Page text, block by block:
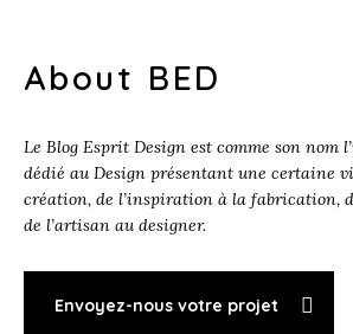
About BED
Le Blog Esprit Design est comme son nom
dédié au Design présentant une certaine
création, de l’inspiration à la fabrication,
de l’artisan au designer.
Envoyez-nous votre projet